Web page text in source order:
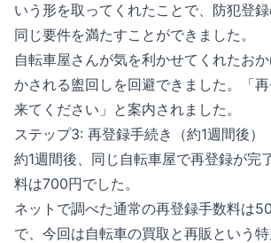
いう形を取ってくれたことで、防犯登
同じ要件を満たすことができました。
自転車屋さんが気を利かせてくれたお
かされる盥回しを回避できました。「
来てください」と案内されました。
ステップ3: 再登録手続き（約1週間後）
約1週間後、同じ自転車屋で再登録が完
料は700円でした。
ネットで調べた通常の再登録手数料は
で、今回は自転車の買取と再販という